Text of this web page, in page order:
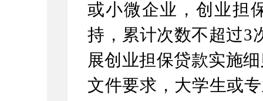
或小微企业，创业担
持，累计次数不超过3
展创业担保贷款实施
文件要求，大学生或